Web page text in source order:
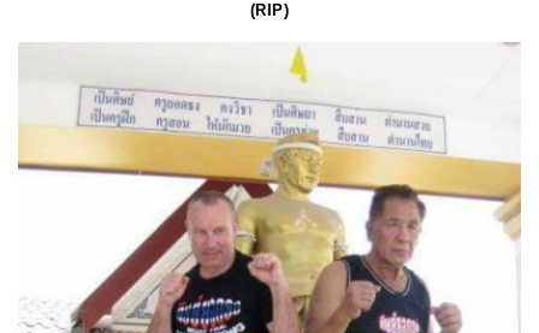
(RIP)